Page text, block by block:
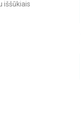
iššūkiais